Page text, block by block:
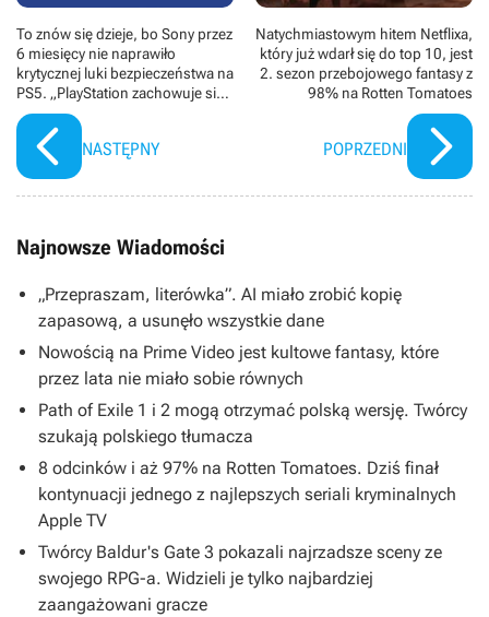
To znów się dzieje, bo Sony przez
6 miesięcy nie naprawiło
krytycznej luki bezpieczeństwa na
PS5. „PlayStation zachowuje się,
jakby nie było żadnego
problemu”
NASTĘPNY
Natychmiastowym hitem Netflixa,
który już wdarł się do top 10, jest
2. sezon przebojowego fantasy z
98% na Rotten Tomatoes
POPRZEDNI
Najnowsze Wiadomości
„Przepraszam, literówka”. AI miało zrobić kopię
zapasową, a usunęło wszystkie dane
Nowością na Prime Video jest kultowe fantasy, które
przez lata nie miało sobie równych
Path of Exile 1 i 2 mogą otrzymać polską wersję. Twórcy
szukają polskiego tłumacza
8 odcinków i aż 97% na Rotten Tomatoes. Dziś finał
kontynuacji jednego z najlepszych seriali kryminalnych
Apple TV
Twórcy Baldur's Gate 3 pokazali najrzadsze sceny ze
swojego RPG-a. Widzieli je tylko najbardziej
zaangażowani gracze